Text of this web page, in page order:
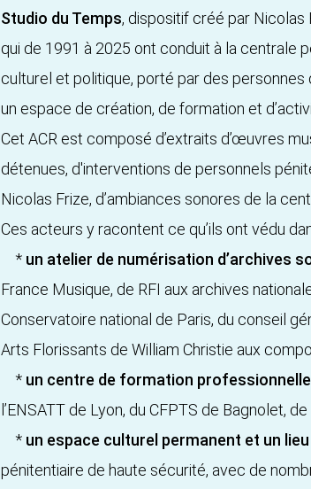
Studio du Temps, dispositif créé par
qui de 1991 à 2025 ont conduit à la centrale
culturel et politique, porté par des
un espace de création, de formation et
Cet ACR est composé d’extraits d’œuvres
détenues, d'interventions de personnels
Nicolas Frize, d’ambiances sonores de la
Ces acteurs y racontent ce qu’ils ont védu
* un atelier de numérisation d’archives
France Musique, de RFI aux archives
Conservatoire national de Paris, du conseil
Arts Florissants de William Christie aux
* un centre de formation
l’ENSATT de Lyon, du CFPTS de Bagnolet, de
* un espace culturel permanent et un
pénitentiaire de haute sécurité, avec de